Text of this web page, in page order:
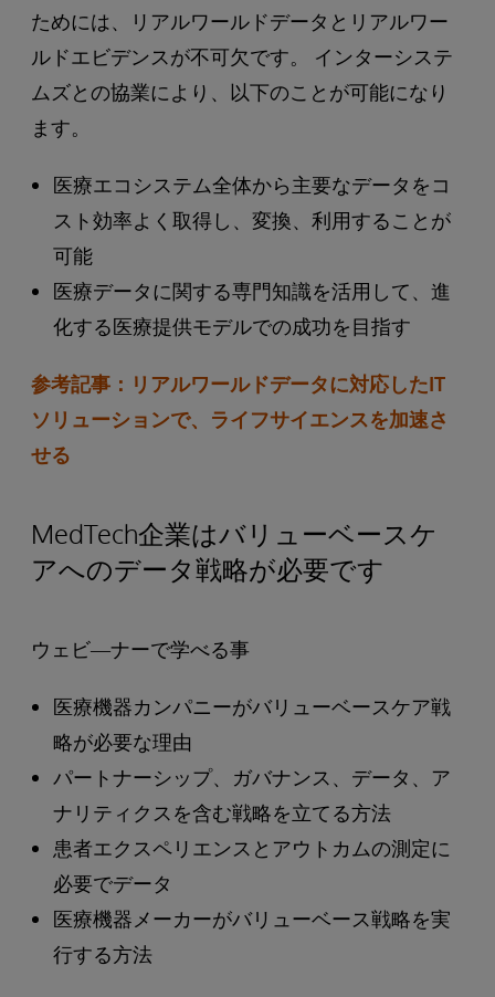
ためには、リアルワールドデータとリアルワー
ルドエビデンスが不可欠です。 インターシステ
ムズとの協業により、以下のことが可能になり
ます。
医療エコシステム全体から主要なデータをコ
スト効率よく取得し、変換、利用することが
可能
医療データに関する専門知識を活用して、進
化する医療提供モデルでの成功を目指す
参考記事：リアルワールドデータに対応したIT
ソリューションで、ライフサイエンスを加速さ
せる
MedTech企業はバリューベースケ
アへのデータ戦略が必要です
ウェビ―ナーで学べる事
医療機器カンパニーがバリューベースケア戦
略が必要な理由
パートナーシップ、ガバナンス、データ、ア
ナリティクスを含む戦略を立てる方法
患者エクスペリエンスとアウトカムの測定に
必要でデータ
医療機器メーカーがバリューベース戦略を実
行する方法